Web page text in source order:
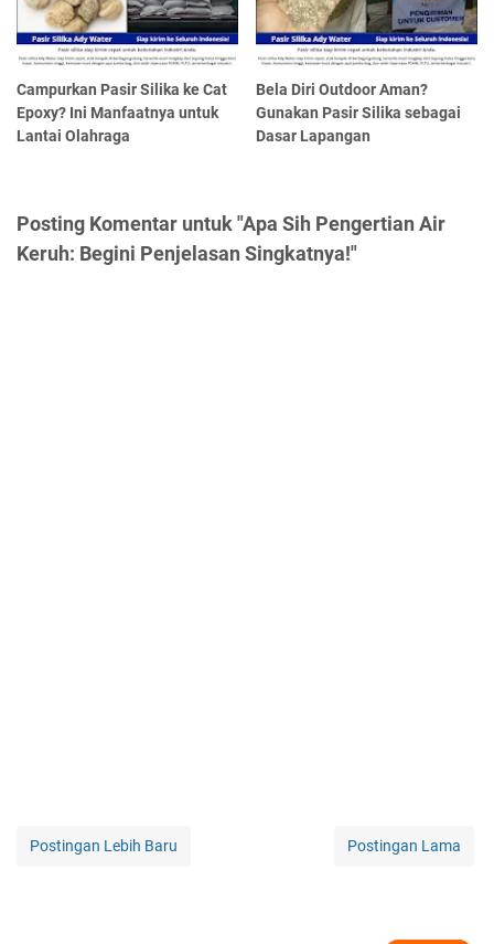
Campurkan Pasir Silika ke Cat
Epoxy? Ini Manfaatnya untuk
Lantai Olahraga
Bela Diri Outdoor Aman?
Gunakan Pasir Silika sebagai
Dasar Lapangan
Posting Komentar untuk "Apa Sih Pengertian Air
Keruh: Begini Penjelasan Singkatnya!"
Postingan Lebih Baru Postingan Lama